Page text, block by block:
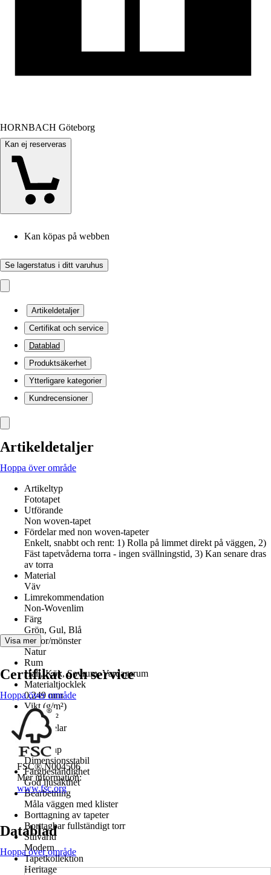
HORNBACH Göteborg
Kan ej reserveras
Kan köpas på webben
Se lagerstatus i ditt varuhus
Artikeldetaljer
Certifikat och service
Datablad
Produktsäkerhet
Ytterligare kategorier
Kundrecensioner
Artikeldetaljer
Hoppa över område
Artikeltyp
Fototapet
Utförande
Non woven-tapet
Fördelar med non woven-tapeter
Enkelt, snabbt och rent: 1) Rolla på limmet direkt på väggen, 2)
Fäst tapetvåderna torra - ingen svällningstid, 3) Kan senare dras
av torra
Material
Väv
Limrekommendation
Non-Wovenlim
Färg
Grön, Gul, Blå
Dekor/mönster
Natur
Rum
Hall, Kök, Sovrum, Vardagsrum
Materialtjocklek
0,249 mm
Vikt (g/m²)
150 g/m²
Antal delar
8
Egenskap
Dimensionsstabil
Färgbeständighet
God ljusäkthet
Bearbetning
Måla väggen med klister
Borttagning av tapeter
Borttagbar fullständigt torr
Stilvärld
Modern
Tapetkollektion
Heritage
Visa mer
Certifikat och service
Hoppa över område
FSC® N004506
Mer information:
www.fsc.org
Datablad
Hoppa över område